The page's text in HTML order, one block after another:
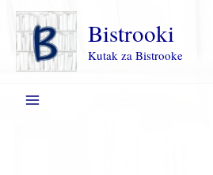
Пређи
садржај
Bistrooki
Kutak za Bistrooke